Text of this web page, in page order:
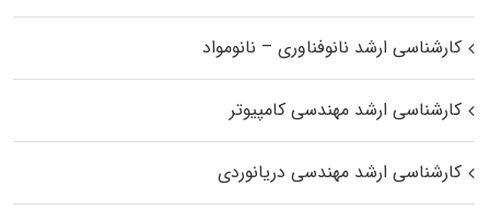
کارشناسی ارشد نانوفناوری – نانومواد
کارشناسی ارشد مهندسی کامپیوتر
کارشناسی ارشد مهندسی دریانوردی